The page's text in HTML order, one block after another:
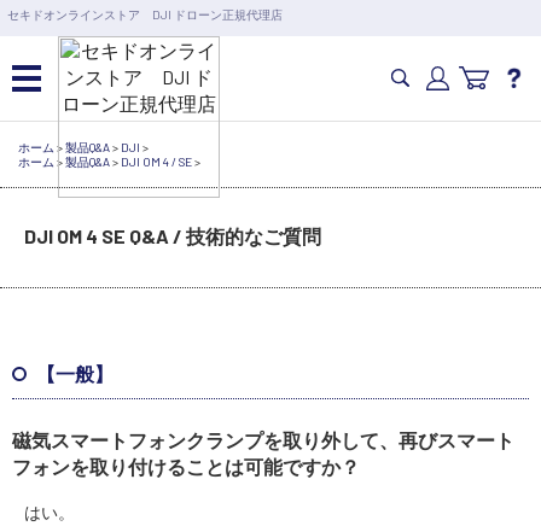
セキドオンラインストア DJI ドローン正規代理店
営業日の15時まで即日出荷
6,000円以上のご購入で送料無料！ポイント1%還元 >>
カメラドローン・生活家電
カメラ・スタビライザー
業務用ドローン・業務関連製品
水中ドローン(ROV)・水中スクーター
RC・ロボット部品
講習会･国家資格･WEBセミナー
ホーム >製品Q&A> DJI >
ホーム >製品Q&A> DJI OM 4 / SE>
DJI OM 4 SE Q&A / 技術的なご質問
【一般】
磁気スマートフォンクランプを取り外して、再びスマート
フォンを取り付けることは可能ですか？
はい。